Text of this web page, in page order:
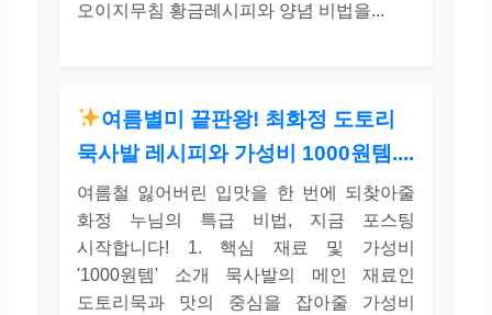
오이지무침 황금레시피와 양념 비법을...
여름별미 끝판왕! 최화정 도토리
묵사발 레시피와 가성비 1000원템....
여름철 잃어버린 입맛을 한 번에 되찾아줄
화정 누님의 특급 비법, 지금 포스팅
시작합니다! 1. 핵심 재료 및 가성비
'1000원템' 소개 묵사발의 메인 재료인
도토리묵과 맛의 중심을 잡아줄 가성비